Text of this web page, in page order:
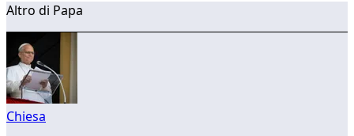
Altro di Papa
Chiesa